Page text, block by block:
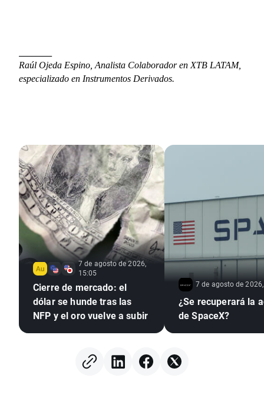
Raúl Ojeda Espino, Analista Colaborador en XTB LATAM,
especializado en Instrumentos Derivados.
7 de agosto de 2026,
15:05
Cierre de mercado: el
dólar se hunde tras las
NFP y el oro vuelve a subir
7 de agosto de
¿Se recuperará la
de SpaceX?